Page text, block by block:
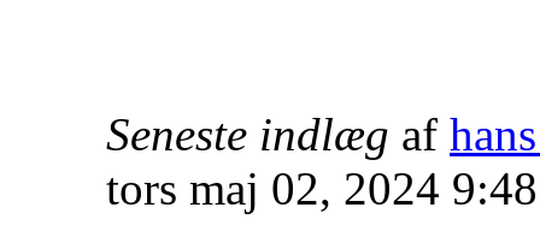
Seneste indlæg af
tors maj 02, 2024